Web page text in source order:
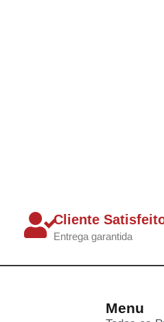
Cliente
Entrega garantida
Menu